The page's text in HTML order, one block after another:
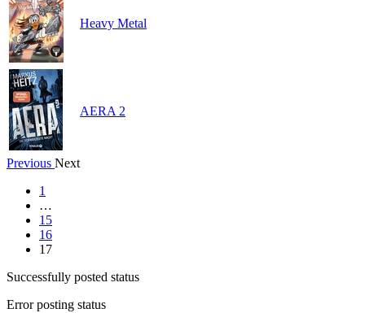
Heavy Metal
AERA 2
Previous Next
1
…
15
16
17
Successfully posted status
Error posting status